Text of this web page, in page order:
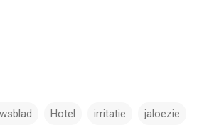
Hotel irritatie jaloezie